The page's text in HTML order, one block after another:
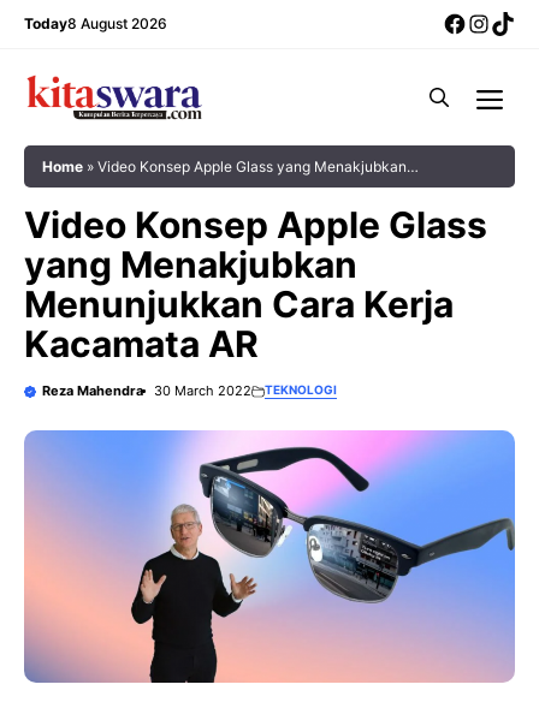
Skip
content
Today8 August 2026
Home » Video Konsep Apple Glass yang Menakjubkan
Video Konsep Apple Glass
yang Menakjubkan
Menunjukkan Cara Kerja
Kacamata AR
Reza Mahendra 30 March 2022 TEKNOLOGI